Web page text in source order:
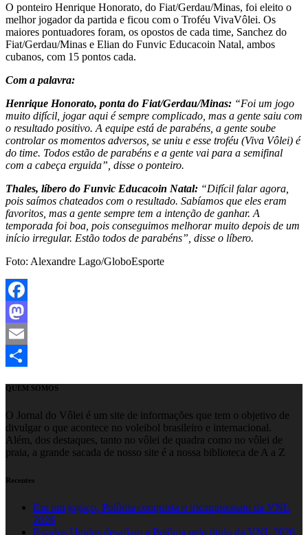
O ponteiro Henrique Honorato, do Fiat/Gerdau/Minas, foi eleito o
melhor jogador da partida e ficou com o Troféu VivaVôlei. Os
maiores pontuadores foram, os opostos de cada time, Sanchez do
Fiat/Gerdau/Minas e Elian do Funvic Educacoin Natal, ambos
cubanos, com 15 pontos cada.
Com a palavra:
Henrique Honorato, ponta do Fiat/Gerdau/Minas: “Foi um jogo
muito difícil, jogar aqui é sempre complicado, mas a gente saiu com
o resultado positivo. A equipe está de parabéns, a gente soube
controlar os momentos adversos, se uniu e esse troféu (Viva Vôlei) é
do time. Todos estão de parabéns e a gente vai para a semifinal
com a cabeça erguida”, disse o ponteiro.
Thales, líbero do Funvic Educacoin Natal: “Difícil falar agora,
pois saímos chateados com o resultado. Sabíamos que eles eram
favoritos, mas a gente sempre tem a intenção de ganhar. A
temporada foi boa, pois conseguimos melhorar muito depois de um
início irregular. Estão todos de parabéns”, disse o líbero.
Foto: Alexandre Lago/GloboEsporte
Facebook
Mastodon
Email
QUEM SOMOS
O Jornal do Vôlei é um site de informações que tem o objetivo de
divulgar o que acontece no voleibol brasileiro e internacional.
Além, dos destaques, tanto no vôlei de quadra como no vôlei de
praia, a grande sacada de nosso site é a nossa biblioteca de A a Z
Recentes
Em um jogaço, Polônia conquista o tricampeonato da VNL
2026
Estados Unidos desafiam a Polônia pelo título da VNL 2026